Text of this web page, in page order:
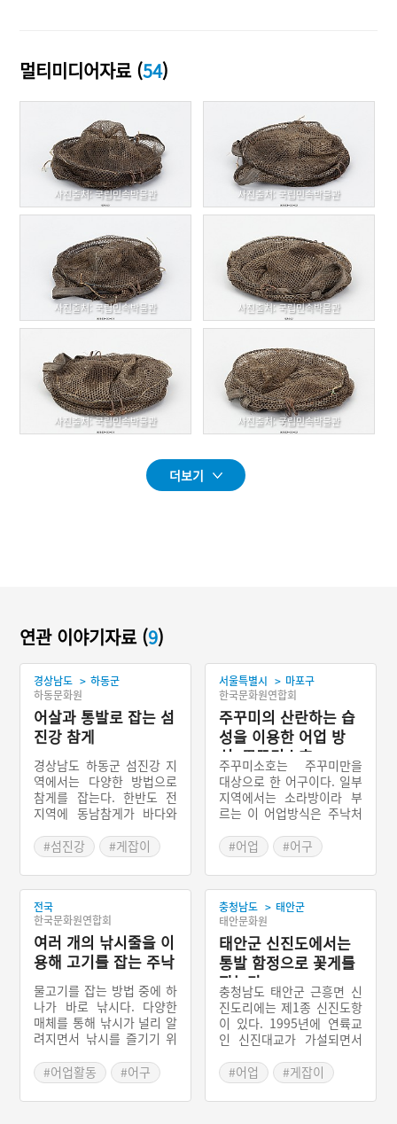
멀티미디어자료 (54)
사진출처: 국립민속박물관 사진출처: 국립민속박물관
사진출처: 국립민속박물관 사진출처: 국립민속박물관
사진출처: 국립민속박물관 사진출처: 국립민속박물관
더보기
연관 이야기자료 (9)
경상남도 > 하동군
하동문화원
어살과 통발로 잡는 섬
진강 참게
경상남도 하동군 섬진강 지
역에서는 다양한 방법으로
참게를 잡는다. 한반도 전
지역에 동남참게가 바다와
다. 댐 건립으로 상류로 올
라가는 길목이 차단되어 참
게 서식지는 몇 군데 없다.
풀대나 덜 익은 벼 이삭에
개구리 뒷다리나 실지렁이
를 매달아 유인하는 방법이
나 어살을 설치해 잡거나 밤
에 횃불을 들고 나가 잡거나
통발로 잡는다. 섬진강의 상
류는 폭이 좁고 수심이 얕아
어살로 잡고, 하류는 강폭이
넓고, 수심이 깊으므로 통발
로 잡는다. 지금은 통발로만
부잣집에서는 소고기를 먹
여 키운 후 참게장을 담았
고, 민가에서는 된장에 박아
#섬진강 #게잡이
서울특별시 > 마포구
한국문화원연합회
주꾸미의 산란하는 습
성을 이용한 어업 방
식, 주꾸미소호
주꾸미소호는 주꾸미만을
대상으로 한 어구이다. 일부
지역에서는 소라방이라 부
르는 이 어업방식은 주낙처
를 매달아 주꾸미를 잡는다.
주꾸미소호는 주꾸미의 습
성을 고려하여 제작된 것이
다. 알을 낳는 철이 되면 주
꾸미는 적당한 장소를 찾는
데 소라껍데기 역시 최적의
장소인 셈이다. 어민들은 주
꾸미의 이러한 습성을 파악
하여 주꾸미가 잡히는 철에
주꾸미소호를 만들어 바다
에 늘어뜨린 다음 일정한 시
간이 지나고 나면 그것을 걷
어 올려 주꾸미를 포획한다.
#어업 #어구
전국
한국문화원연합회
여러 개의 낚시줄을 이
용해 고기를 잡는 주낙
물고기를 잡는 방법 중에 하
나가 바로 낚시다. 다양한
매체를 통해 낚시가 널리 알
려지면서 낚시를 즐기기 위
나고 있다. 다만 낚시라는
도구는 한 가지 면에서 아쉬
움이 클 수밖에 없는데 그것
#어업활동 #어구
충청남도 > 태안군
태안문화원
태안군 신진도에서는
통발 함정으로 꽃게를
잡는다
충청남도 태안군 근흥면 신
진도리에는 제1종 신진도항
이 있다. 1995년에 연륙교
인 신진대교가 가설되면서
에는 꽃게, 갈치, 오징어 등
을 어획하기 위해 전국에서
모여든 어선들이 즐비하다.
#어업
#게잡이